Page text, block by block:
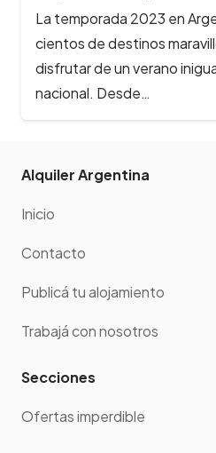
La temporada 2023 en
cientos de destinos
disfrutar de un verano
nacional. Desde…
Alquiler Argentina
Inicio
Contacto
Publicá tu alojamiento
Trabajá con nosotros
Secciones
Ofertas imperdible